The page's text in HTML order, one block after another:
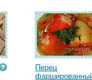
Перец